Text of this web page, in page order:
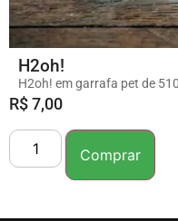
H2oh!
H2oh! em garrafa pet de
R$ 7,00
Comprar